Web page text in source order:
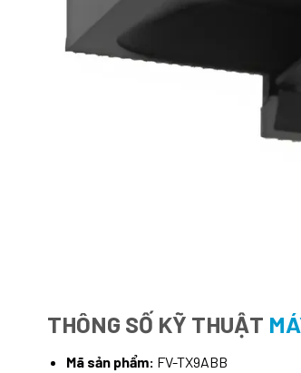
THÔNG SỐ KỸ THUẬT
Mã sản phẩm: FV-TX9ABB